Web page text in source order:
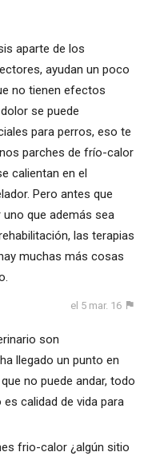
aparte de los
ayudan un poco
no tienen efectos
se puede
para perros, eso te
parches de frío-calor
calientan en el
Pero antes que
que además sea
las terapias
muchas más cosas
el 5 mar. 16
son
llegado un punto en
no puede andar, todo
calidad de vida para
frio-calor ¿algún sitio